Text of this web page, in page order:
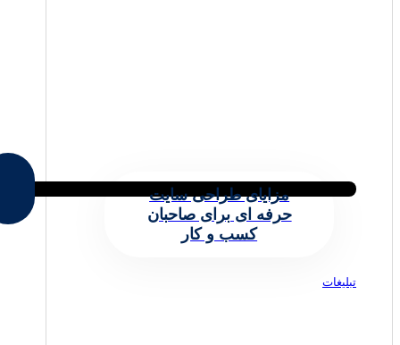
مزایای طراحی سایت
حرفه ای برای صاحبان
کسب و کار
تبلیغات